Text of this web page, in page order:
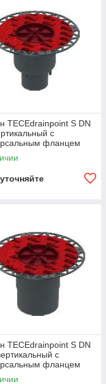
TECEdrainpoint S DN
с
фланцем
TECEdrainpoint S DN
с
фланцем